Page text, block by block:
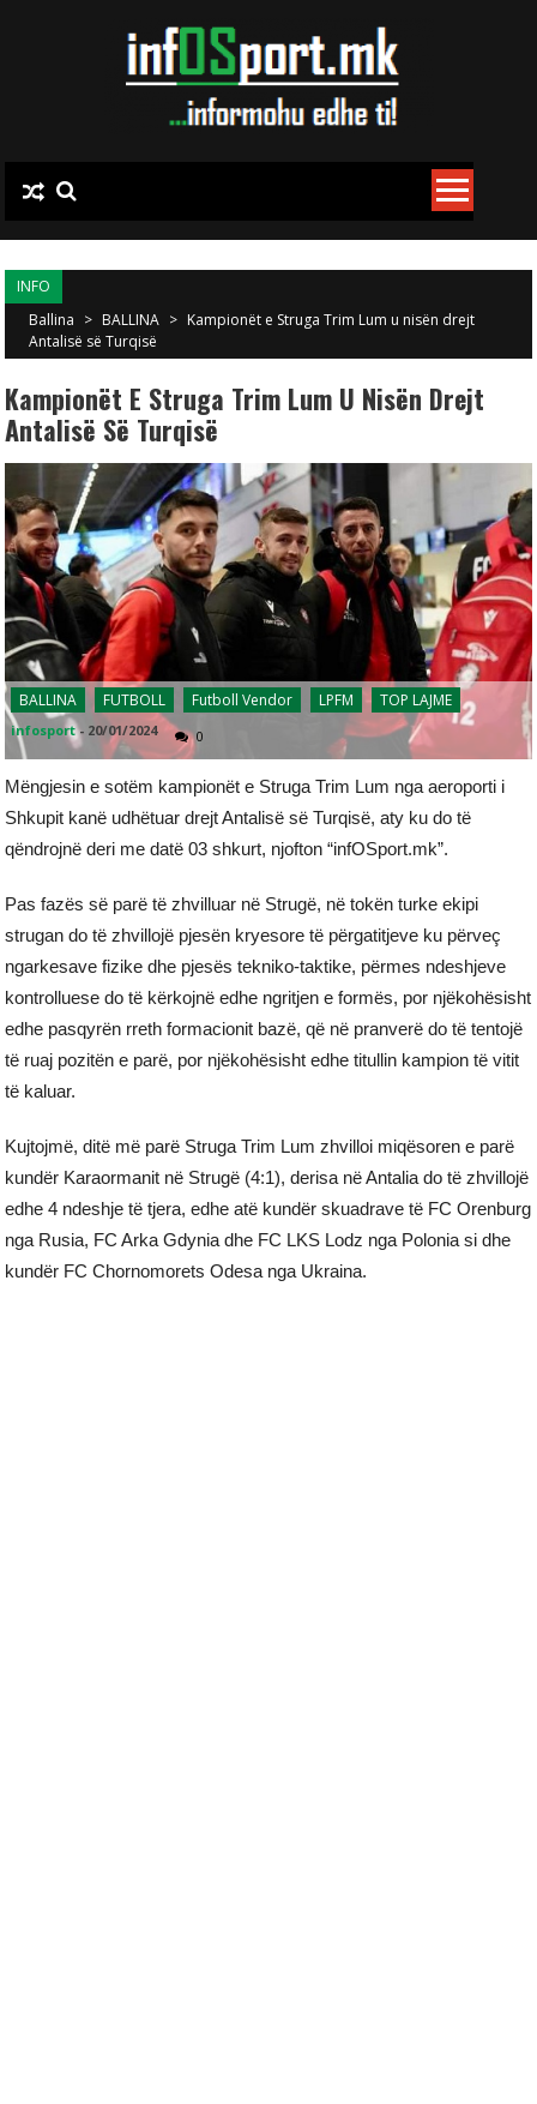
INFO
Ballina > BALLINA > Kampionët e Struga Trim Lum u nisën drejt
Antalisë së Turqisë
Kampionët E Struga Trim Lum U Nisën Drejt
Antalisë Së Turqisë
BALLINA FUTBOLL Futboll Vendor LPFM TOP LAJME
infosport - 20/01/2024 0
Mëngjesin e sotëm kampionët e Struga Trim Lum nga aeroporti i
Shkupit kanë udhëtuar drejt Antalisë së Turqisë, aty ku do të
qëndrojnë deri me datë 03 shkurt, njofton “infOSport.mk”.
Pas fazës së parë të zhvilluar në Strugë, në tokën turke ekipi
strugan do të zhvillojë pjesën kryesore të përgatitjeve ku përveç
ngarkesave fizike dhe pjesës tekniko-taktike, përmes ndeshjeve
kontrolluese do të kërkojnë edhe ngritjen e formës, por njëkohësisht
edhe pasqyrën rreth formacionit bazë, që në pranverë do të tentojë
të ruaj pozitën e parë, por njëkohësisht edhe titullin kampion të vitit
të kaluar.
Kujtojmë, ditë më parë Struga Trim Lum zhvilloi miqësoren e parë
kundër Karaormanit në Strugë (4:1), derisa në Antalia do të zhvillojë
edhe 4 ndeshje të tjera, edhe atë kundër skuadrave të FC Orenburg
nga Rusia, FC Arka Gdynia dhe FC LKS Lodz nga Polonia si dhe
kundër FC Chornomorets Odesa nga Ukraina.